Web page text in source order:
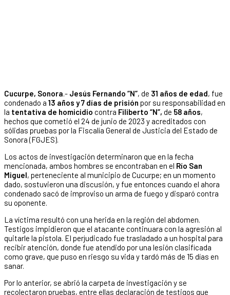
Cucurpe, Sonora.- Jesús Fernando “N”, de 31 años de edad, fue
condenado a 13 años y 7 días de prisión por su responsabilidad en
la tentativa de homicidio contra Filiberto “N”, de 58 años,
hechos que cometió el 24 de junio de 2023 y acreditados con
sólidas pruebas por la Fiscalía General de Justicia del Estado de
Sonora (FGJES).
Los actos de investigación determinaron que en la fecha
mencionada, ambos hombres se encontraban en el Río San
Miguel, perteneciente al municipio de Cucurpe; en un momento
dado, sostuvieron una discusión, y fue entonces cuando el ahora
condenado sacó de improviso un arma de fuego y disparó contra
su oponente.
La víctima resultó con una herida en la región del abdomen.
Testigos impidieron que el atacante continuara con la agresión al
quitarle la pistola. El perjudicado fue trasladado a un hospital para
recibir atención, donde fue atendido por una lesión clasificada
como grave, que puso en riesgo su vida y tardó más de 15 días en
sanar.
Por lo anterior, se abrió la carpeta de investigación y se
recolectaron pruebas, entre ellas declaración de testigos que